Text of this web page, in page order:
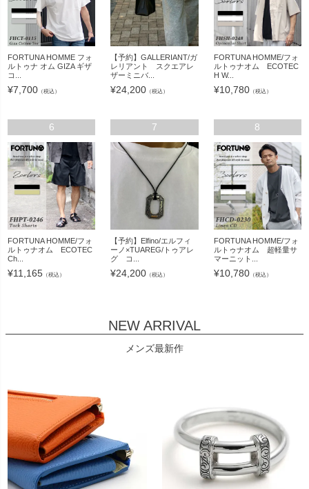
FORTUNA HOMME フォ
ルトゥナ オム GIZA ギザ
コ...
¥7,700 （税込）
【予約】GALLERIANT/ガ
レリアント スクエアレ
ザーミニバ...
¥24,200 （税込）
FORTUNA HOMME/フォ
ルトゥナオム ECOTEC
H W...
¥10,780（税込）
6
FORTUNA HOMME/フォ
ルトゥナオム ECOTEC
Ch...
¥11,165 （税込）
7
【予約】Elfino/エルフィ
ーノ×TUAREG/トゥアレ
グ コ...
¥24,200 （税込）
8
FORTUNA HOMME/フォ
ルトゥナオム 超軽量サ
マーニット...
¥10,780（税込）
NEW ARRIVAL
メンズ最新作